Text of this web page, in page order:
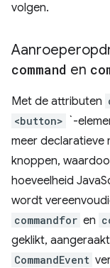
volgen.
command en
Met de attributen
<button> `-
meer declaratieve
knoppen,
hoeveelheid
wordt
commandfor en
geklikt,
CommandEvent